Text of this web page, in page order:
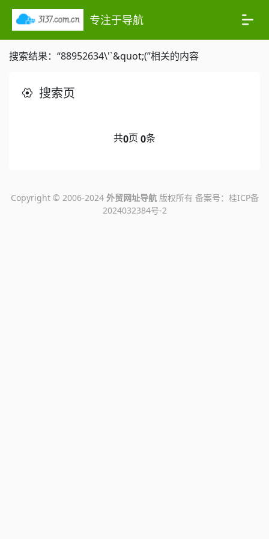
专注于导航
搜索结果：“88952634\'`&quot;(”相关的内容
搜索页
共0页 0条
Copyright © 2006-2024 外贸网址导航版权所有 备案号： 桂ICP备
2024032384号-2